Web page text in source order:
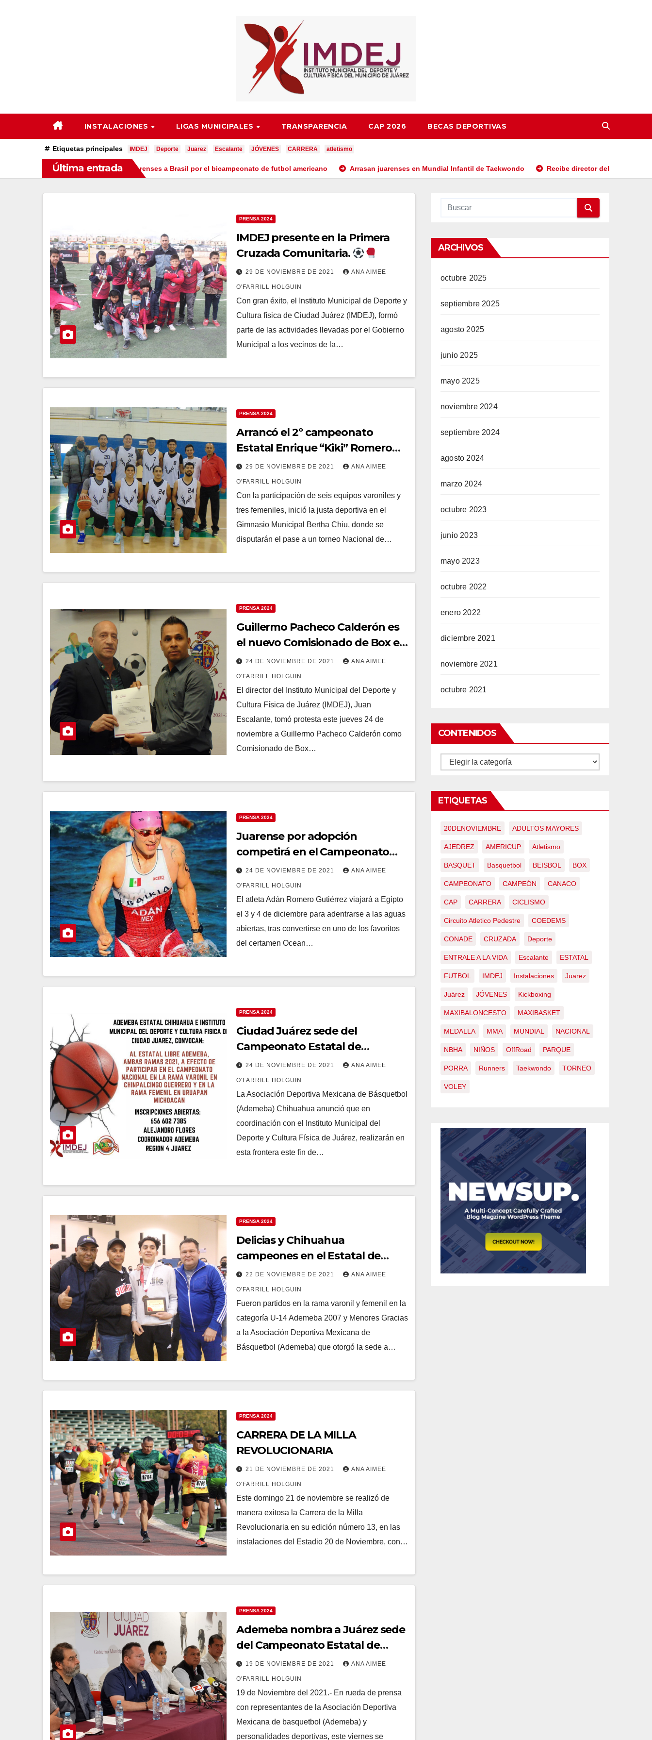
INSTALACIONES LIGAS MUNICIPALES TRANSPARENCIA CAP 2026 BECAS DEPORTIVAS
Etiquetas principales IMDEJ Deporte Juarez Escalante JÓVENES CARRERA atletismo
Última entrada
Van juarenses a Brasil por el bicampeonato de futbol americano Arrasan juarenses en Mundial Infantil de Taekwondo Recibe director del IMDEJ a campeones de
PRENSA 2024
IMDEJ presente en la Primera
Cruzada Comunitaria.
29 DE NOVIEMBRE DE 2021 ANA AIMEE
O'FARRILL HOLGUIN
Con gran éxito, el Instituto Municipal de Deporte y
Cultura física de Ciudad Juárez (IMDEJ), formó
parte de las actividades llevadas por el Gobierno
Municipal a los vecinos de la…
PRENSA 2024
Arrancó el 2º campeonato
Estatal Enrique “Kiki” Romero
categoría libre varonil y femenil.
29 DE NOVIEMBRE DE 2021 ANA AIMEE
O'FARRILL HOLGUIN
Con la participación de seis equipos varoniles y
tres femeniles, inició la justa deportiva en el
Gimnasio Municipal Bertha Chiu, donde se
disputarán el pase a un torneo Nacional de…
PRENSA 2024
Guillermo Pacheco Calderón es
el nuevo Comisionado de Box en
Ciudad Juárez
24 DE NOVIEMBRE DE 2021 ANA AIMEE
O'FARRILL HOLGUIN
El director del Instituto Municipal del Deporte y
Cultura Física de Juárez (IMDEJ), Juan
Escalante, tomó protesta este jueves 24 de
noviembre a Guillermo Pacheco Calderón como
Comisionado de Box…
PRENSA 2024
Juarense por adopción
competirá en el Campeonato
Mundial de Aguas Abiertas en
Egipto
24 DE NOVIEMBRE DE 2021 ANA AIMEE
O'FARRILL HOLGUIN
El atleta Adán Romero Gutiérrez viajará a Egipto
el 3 y 4 de diciembre para adentrarse a las aguas
abiertas, tras convertirse en uno de los favoritos
del certamen Ocean…
PRENSA 2024
Ciudad Juárez sede del
Campeonato Estatal de
Básquetbol categoría Libre
24 DE NOVIEMBRE DE 2021 ANA AIMEE
O'FARRILL HOLGUIN
La Asociación Deportiva Mexicana de Básquetbol
(Ademeba) Chihuahua anunció que en
coordinación con el Instituto Municipal del
Deporte y Cultura Física de Juárez, realizarán en
esta frontera este fin de…
PRENSA 2024
Delicias y Chihuahua
campeones en el Estatal de
baloncesto 2021
22 DE NOVIEMBRE DE 2021 ANA AIMEE
O'FARRILL HOLGUIN
Fueron partidos en la rama varonil y femenil en la
categoría U-14 Ademeba 2007 y Menores Gracias
a la Asociación Deportiva Mexicana de
Básquetbol (Ademeba) que otorgó la sede a…
PRENSA 2024
CARRERA DE LA MILLA
REVOLUCIONARIA
21 DE NOVIEMBRE DE 2021 ANA AIMEE
O'FARRILL HOLGUIN
Este domingo 21 de noviembre se realizó de
manera exitosa la Carrera de la Milla
Revolucionaria en su edición número 13, en las
instalaciones del Estadio 20 de Noviembre, con…
PRENSA 2024
Ademeba nombra a Juárez sede
del Campeonato Estatal de
Baloncesto 2021
19 DE NOVIEMBRE DE 2021 ANA AIMEE
O'FARRILL HOLGUIN
19 de Noviembre del 2021.- En rueda de prensa
con representantes de la Asociación Deportiva
Mexicana de basquetbol (Ademeba) y
personalidades deportivas, este viernes se
ARCHIVOS
octubre 2025
septiembre 2025
agosto 2025
junio 2025
mayo 2025
noviembre 2024
septiembre 2024
agosto 2024
marzo 2024
octubre 2023
junio 2023
mayo 2023
octubre 2022
enero 2022
diciembre 2021
noviembre 2021
octubre 2021
CONTENIDOS
CONTENIDOS
ETIQUETAS
20DENOVIEMBRE ADULTOS MAYORES
AJEDREZ AMERICUP Atletismo
BASQUET Basquetbol BEISBOL BOX
CAMPEONATO CAMPEÓN CANACO
CAP CARRERA CICLISMO
Circuito Atletico Pedestre COEDEMS
CONADE CRUZADA Deporte
ENTRALE A LA VIDA Escalante ESTATAL
FUTBOL IMDEJ Instalaciones Juarez
Juárez JÓVENES Kickboxing
MAXIBALONCESTO MAXIBASKET
MEDALLA MMA MUNDIAL NACIONAL
NBHA NIÑOS OffRoad PARQUE
PORRA Runners Taekwondo TORNEO
VOLEY